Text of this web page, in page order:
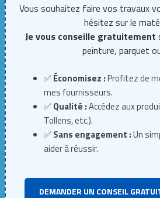
Vous souhaitez faire vos travaux
hésitez sur le
Je vous conseille gratuitement
peinture, parquet
✅Économisez :Profitez de
mes fournisseurs.
✅Qualité :Accédez aux
Tollens, etc.).
✅Sans engagement :Un
aider à réussir.
DEMANDER UN CONSEIL